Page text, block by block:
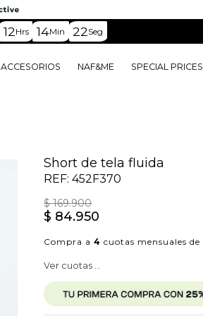
12 Hrs 14Min 20 Seg
ACCESORIOS NAF&ME SPECIAL PRICES
Short de tela fluida
REF:452F370
$ 169.900
$ 84.950
Compra a4 cuotas mensuales de
Ver cuotas ...